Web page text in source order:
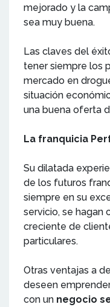
mejorado y la
sea muy buena.
Las claves del
tener siempre los
mercado en
situación
una buena oferta
La franquicia
Su dilatada
de los futuros
siempre en su
servicio, se hagan
creciente de
particulares.
Otras ventajas a
deseen
con un negocio